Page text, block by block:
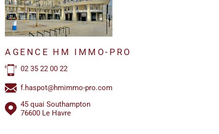
AGENCE HM IMMO-PRO
02 35 22 00 22
f.haspot@hmimmo-pro.com
45 quai Southampton
76600 Le Havre